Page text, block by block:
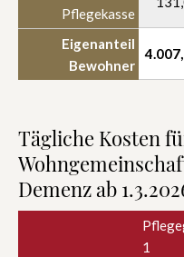
Pflegekasse
Eigenanteil
Bewohner
Tägliche Kosten
Demenz ab
1